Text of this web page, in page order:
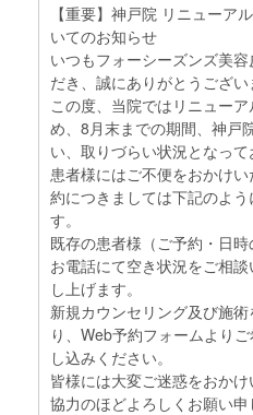
【重要】神戸院 リニューア
いてのお知らせ
いつもフォーシーズンズ美
だき、誠にありがとうござい
この度、当院ではリニュー
め、8月末までの期間、神戸
い、取りづらい状況となって
患者様にはご不便をおかけ
約につきましては下記のよ
す。
既存の患者様（ご予約・日
お電話にて空き状況をご相
し上げます。
新規カウンセリング及び施
り、Web予約フォームより
し込みください。
皆様には大変ご迷惑をおか
協力のほどよろしくお願い申